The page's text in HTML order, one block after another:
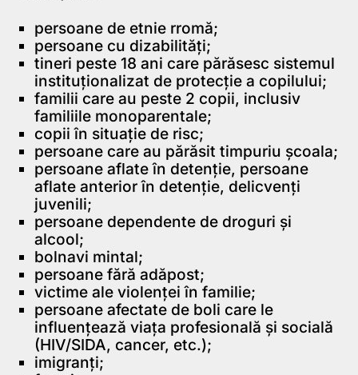
persoane de etnie rromă;
persoane cu dizabilități;
tineri peste 18 ani care părăsesc sistemul
instituționalizat de protecție a copilului;
familii care au peste 2 copii, inclusiv
familiile monoparentale;
copii în situație de risc;
persoane care au părăsit timpuriu școala;
persoane aflate în detenție, persoane
aflate anterior în detenție, delicvenți
juvenili;
persoane dependente de droguri și
alcool;
bolnavi mintal;
persoane fără adăpost;
victime ale violenței în familie;
persoane afectate de boli care le
influențează viața profesională și socială
(HIV/SIDA, cancer, etc.);
imigranți;